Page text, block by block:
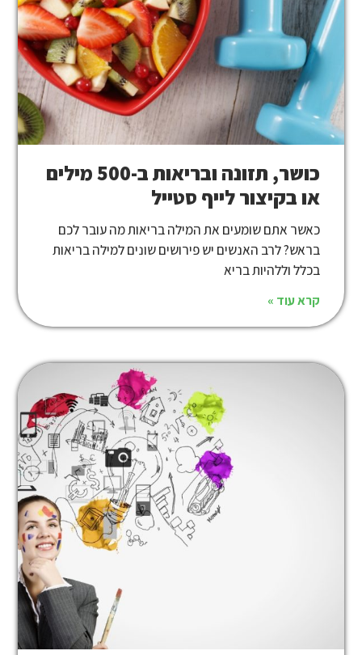
כושר, תזונה ובריאות ב-500 מילים
או בקיצור לייף סטייל
כאשר אתם שומעים את המילה בריאות מה עובר לכם
בראש? לרב האנשים יש פירושים שונים למילה בריאות
בכלל וללהיות בריא
קרא עוד »